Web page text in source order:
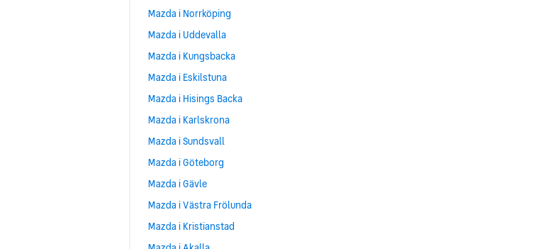
Mazda i Norrköping
Mazda i Uddevalla
Mazda i Kungsbacka
Mazda i Eskilstuna
Mazda i Hisings Backa
Mazda i Karlskrona
Mazda i Sundsvall
Mazda i Göteborg
Mazda i Gävle
Mazda i Västra Frölunda
Mazda i Kristianstad